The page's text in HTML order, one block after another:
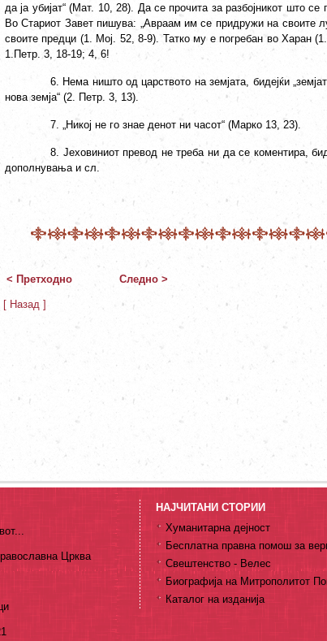
да ја убијат“ (Мат. 10, 28). Да се прочита за разбојникот што
Во Стариот Завет пишува: „Авраам им се придружи на своите
своите предци (1. Мој. 52, 8-9). Татко му е погребан во Харан
1.Петр. 3, 18-19; 4, 6!
6. Нема ништо од царството на земјата, бидејќи
нова земја“ (2. Петр. 3, 13).
7. „Никој не го знае денот ни часот“ (Марко 13, 23).
8. Јеховиниот превод не треба ни да се коментира,
дополнувања и сл.
< Претходно Следно >
[ Назад ]
Црква
НАЈЧИТАНИ СТОРИИ
Хуманитарна дејност
Бесплатна правна помош за
Свештенство - Велес
Биографија на Митрополитот
Каталог на изданија